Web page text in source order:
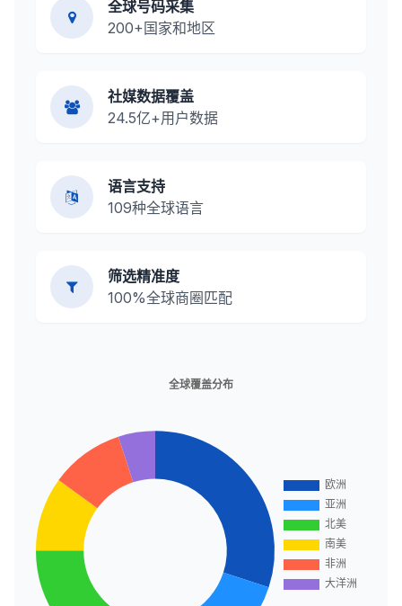
全球号码采集
200+国家和地区
社媒数据覆盖
24.5亿+用户数据
语言支持
109种全球语言
筛选精准度
100%全球商圈匹配